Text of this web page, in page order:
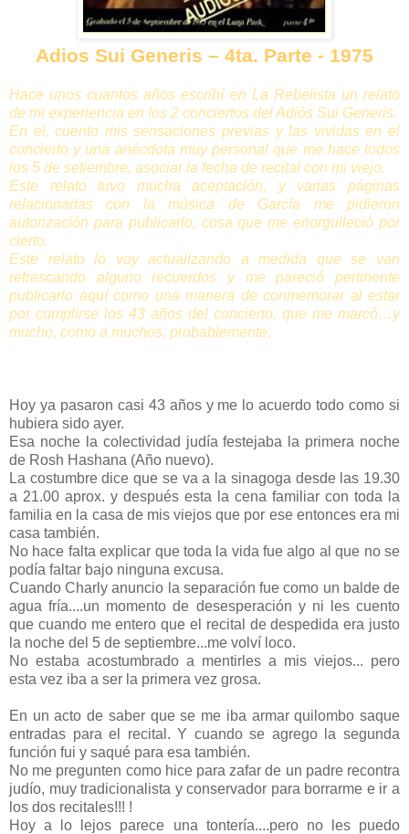
Adios Sui Generis – 4ta. Parte - 1975
Hace unos cuantos años escribí en La Rebelista un relato
de mi experiencia en los 2 conciertos del Adiós Sui Generis.
En el, cuento mis sensaciones previas y las vividas en el
concierto y una anécdota muy personal que me hace todos
los 5 de setiembre, asociar la fecha de recital con mi viejo.
Este relato tuvo mucha aceptación, y varias páginas
relacionadas con la música de García me pidieron
autorización para publicarlo, cosa que me enorgulleció por
cierto.
Este relato lo voy actualizando a medida que se van
refrescando alguno recuerdos y me pareció pertinente
publicarlo aquí como una manera de conmemorar al estar
por cumplirse los 43 años del concierto, que me marcó…y
mucho, como a muchos, probablemente,
Hoy ya pasaron casi 43 años y me lo acuerdo todo como si
hubiera sido ayer.
Esa noche la colectividad judía festejaba la primera noche
de Rosh Hashana (Año nuevo).
La costumbre dice que se va a la sinagoga desde las 19.30
a 21.00 aprox. y después esta la cena familiar con toda la
familia en la casa de mis viejos que por ese entonces era mi
casa también.
No hace falta explicar que toda la vida fue algo al que no se
podía faltar bajo ninguna excusa.
Cuando Charly anuncio la separación fue como un balde de
agua fría....un momento de desesperación y ni les cuento
que cuando me entero que el recital de despedida era justo
la noche del 5 de septiembre...me volví loco.
No estaba acostumbrado a mentirles a mis viejos... pero
esta vez iba a ser la primera vez grosa.
En un acto de saber que se me iba armar quilombo saque
entradas para el recital. Y cuando se agrego la segunda
función fui y saqué para esa también.
No me pregunten como hice para zafar de un padre recontra
judío, muy tradicionalista y conservador para borrarme e ir a
los dos recitales!!! !
Hoy a lo lejos parece una tontería....pero no les puedo